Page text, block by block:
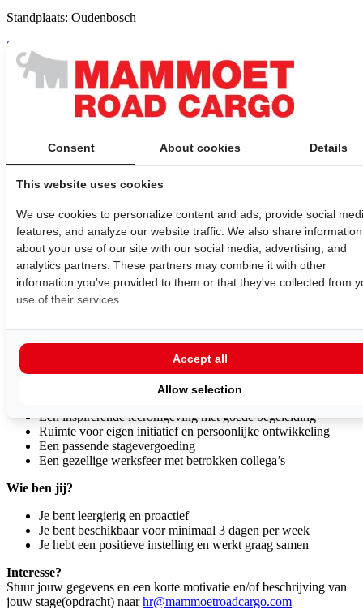
Standplaats: Oudenbosch
Solliciteer direct
Wil jij jouw kennis in de praktijk brengen binnen een organisatie
waar ontwikkeling en samenwerking centraal staan?
Wij bieden je de perfecte kans om jouw talenten verder te
Of wil je liever zelfstandig aan een specifieke opdracht werken? Bij
ons is beide bespreekbaar.
Tijdens jouw stage draai je mee in het team en krijg je de kans om
praktijkervaring op te doen binnen een dynamische werkomgeving.
Je werkt aan uiteenlopende taken en projecten die passen bij jouw
opleiding en interesses. Denk aan:
Ondersteunen bij dagelijkse werkzaamheden binnen jouw
vakgebied
eigen stageopdracht
Bijdragen aan procesverbeteringen en innovatie
Samenwerken met collega’s van verschillende afdelingen
Een inspirerende leeromgeving met goede begeleiding
Ruimte voor eigen initiatief en persoonlijke ontwikkeling
Een passende stagevergoeding
Een gezellige werksfeer met betrokken collega’s
Wie ben jij?
Je bent leergierig en proactief
Je bent beschikbaar voor minimaal 3 dagen per week
Je hebt een positieve instelling en werkt graag samen
Interesse?
Stuur jouw gegevens en een korte motivatie en/of beschrijving van
jouw stage(opdracht) naarhr@mammoetroadcargo.com
Consent About cookies Details
This website uses cookies
We use cookies to personalize content and ads, provide social
features, and analyze our website traffic. We also share information
about your use of our site with our social media, advertising, and
analytics partners. These partners may combine it with other
information you've provided to them or that they've collected from
use of their services.
Allow selection
Accept all